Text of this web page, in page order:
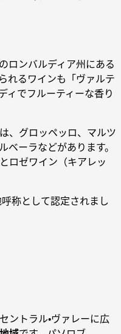
ロンバルディア州にある
れるワインも「ヴァルテ
ィでフルーティーな香り
、グロッペッロ、マルツ
ベーラなどがあります。
ロゼワイン（キアレッ
称として認定されまし
ントラル・ヴァレーに広